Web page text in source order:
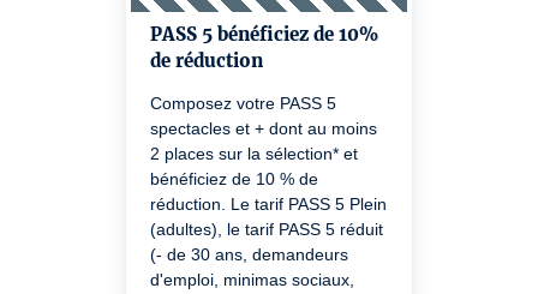
prochain achat veuillez passer
à Sponeck ou nous joindre au
PASS 5 bénéficiez de 10%
de réduction
Composez votre PASS 5
spectacles et + dont au moins
2 places sur la sélection* et
bénéficiez de 10 % de
réduction. Le tarif PASS 5 Plein
(adultes), le tarif PASS 5 réduit
(- de 30 ans, demandeurs
d'emploi, minimas sociaux,